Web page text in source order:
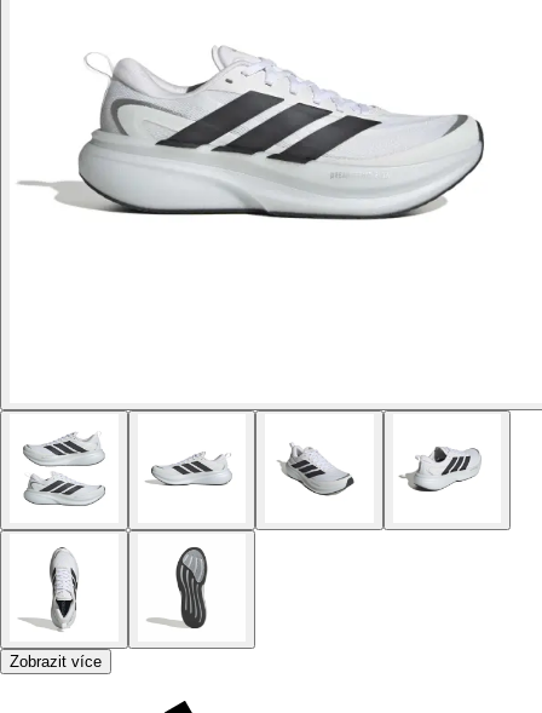
Zobrazit více